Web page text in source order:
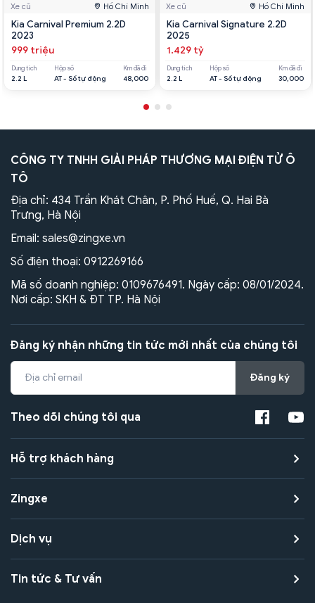
Xe cũ Hồ Chí Minh
Kia Carnival Premium 2.2D
2023
999 triệu
Dung tích
2.2 L
Hộp số
AT - Số tự động
Km đã đi
48,000
Xe cũ Hồ Chí Minh
Kia Carnival Signature 2.2D
2025
1.429 tỷ
Dung tích
2.2 L
Hộp số
AT - Số tự động
Km đã đi
30,000
CÔNG TY TNHH GIẢI PHÁP THƯƠNG MẠI ĐIỆN TỬ Ô
TÔ
Địa chỉ: 434 Trần Khát Chân, P. Phố Huế, Q. Hai Bà
Trưng, Hà Nội
Email: sales@zingxe.vn
Số điện thoại: 0912269166
Mã số doanh nghiệp: 0109676491. Ngày cấp: 08/01/2024.
Nơi cấp: SKH & ĐT TP. Hà Nội
Đăng ký nhận những tin tức mới nhất của chúng tôi
Đăng ký
Theo dõi chúng tôi qua
Hỗ trợ khách hàng
Zingxe
Dịch vụ
Tin tức & Tư vấn